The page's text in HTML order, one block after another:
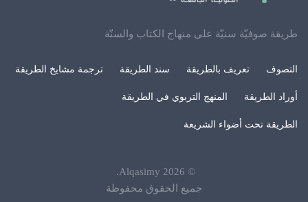
طريقة صوفيّة سنيّة على منهاج الكتاب والسنّة
التصوف تعريف بالطريقة سند الطريقة ترجمة مشايخ الطريقة
أوراد الطريقة المنهج التربوي في الطريقة
الطريقة تحت أضواء الشريعة
©
2026
Alqasimy
.
جميع الحقوق محفوظة